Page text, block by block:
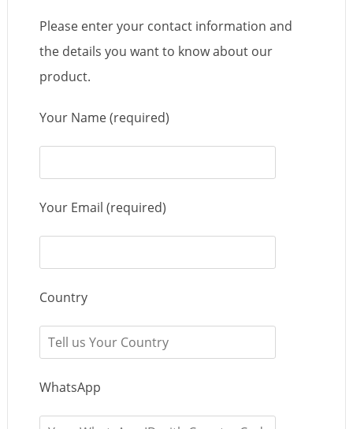
Please enter your contact information and
the details you want to know about our
product.
Your Name (required)
Your Email (required)
Country
WhatsApp